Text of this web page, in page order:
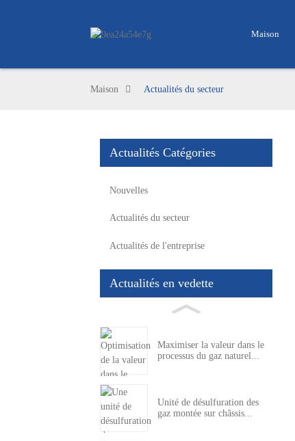
Maison
Maison Actualités du secteur
Actualités Catégories
Nouvelles
Actualités du secteur
Actualités de l'entreprise
Actualités en vedette
Maximiser la valeur dans le
processus du gaz naturel...
Unité de désulfuration des
gaz montée sur châssis...